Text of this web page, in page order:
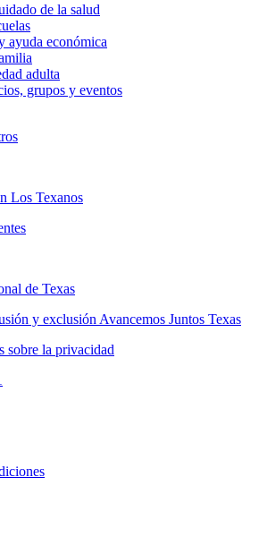
de la salud
ayuda económica
adulta
grupos y eventos
Los Texanos
de Texas
y exclusión Avancemos Juntos Texas
sobre la privacidad